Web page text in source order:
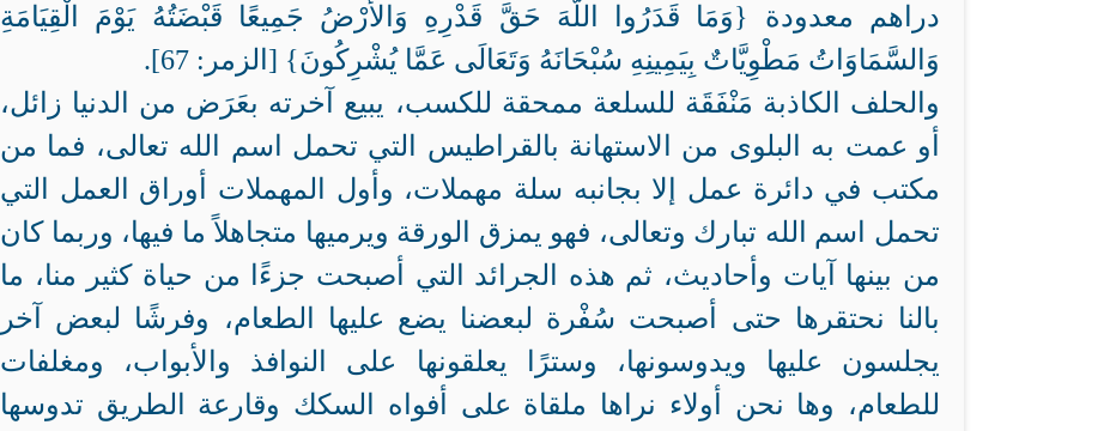
دراهم معدودة {وَمَا قَدَرُوا اللَّهَ حَقَّ قَدْرِهِ وَالأَرْضُ جَمِيعًا قَبْضَتُهُ يَوْمَ الْقِيَامَةِ
وَالسَّمَاوَاتُ مَطْوِيَّاتٌ بِيَمِينِهِ سُبْحَانَهُ وَتَعَالَى عَمَّا يُشْرِكُونَ} [الزمر: 67].
والحلف الكاذبة مَنْفَقَة للسلعة ممحقة للكسب، يبيع آخرته بعَرَض من الدنيا زائل،
أو عمت به البلوى من الاستهانة بالقراطيس التي تحمل اسم الله تعالى، فما من
مكتب في دائرة عمل إلا بجانبه سلة مهملات، وأول المهملات أوراق العمل التي
تحمل اسم الله تبارك وتعالى، فهو يمزق الورقة ويرميها متجاهلاً ما فيها، وربما كان
من بينها آيات وأحاديث، ثم هذه الجرائد التي أصبحت جزءًا من حياة كثير منا، ما
بالنا نحتقرها حتى أصبحت سُفْرة لبعضنا يضع عليها الطعام، وفرشًا لبعض آخر
يجلسون عليها ويدوسونها، وسترًا يعلقونها على النوافذ والأبواب، ومغلفات
للطعام، وها نحن أولاء نراها ملقاة على أفواه السكك وقارعة الطريق تدوسها